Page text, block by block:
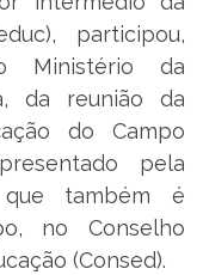
participou,
Ministério da
da reunião da
do Campo
pela
que também é
no Conselho
(Consed).